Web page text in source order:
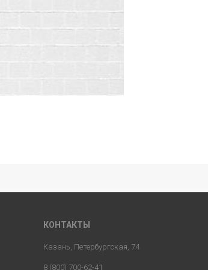
КОНТАКТЫ
Казань, Петербургская, 74
8 (800) 700-62-41